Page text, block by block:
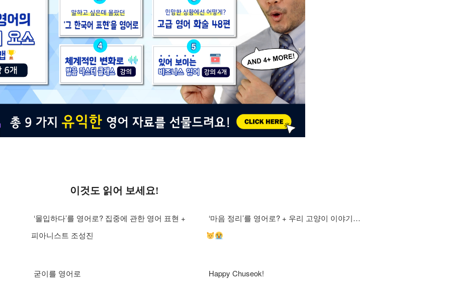
이것도 읽어 보세요!
‘몰입하다’를 영어로? 집중에 관한 영어 표현 +
피아니스트 조성진
‘마음 정리’를 영어로? + 우리 고양이 이야기…
굳이를 영어로 Happy Chuseok!